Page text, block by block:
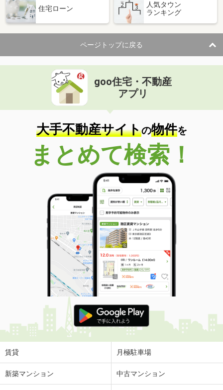
住宅ローン
人気タウン
ランキング
ページトップに戻る
goo住宅・不動産
アプリ
大手不動産サイトの物件を
まとめて検索！
賃貸 月極駐車場
新築マンション 中古マンション